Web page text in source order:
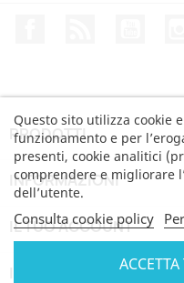
Questo sito utilizza cookie
funzionamento e per
presenti, cookie analitici
comprendere e migliorare
dell’utente.
Consulta cookie policy
PRODOTTI
INFORMAZIONI
IL TUO ACCOUNT
INFORMAZIONI